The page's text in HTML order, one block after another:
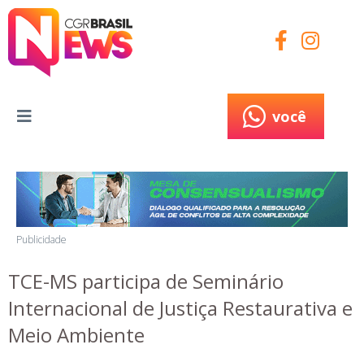
você
Publicidade
TCE-MS participa de Seminário
Internacional de Justiça Restaurativa e
Meio Ambiente